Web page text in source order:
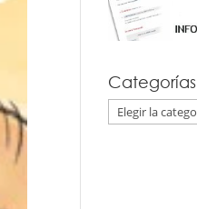
Categorías
Categorías